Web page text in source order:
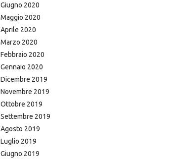
Giugno 2020
Maggio 2020
Aprile 2020
Marzo 2020
Febbraio 2020
Gennaio 2020
Dicembre 2019
Novembre 2019
Ottobre 2019
Settembre 2019
Agosto 2019
Luglio 2019
Giugno 2019